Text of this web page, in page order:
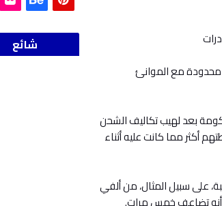
محدودة مع الموانئ
بعد لهيب تكاليف الشحن
أكثر مما كانت عليه أثناء
إلى ميناء العقبة، على سبيل المثال، من ألفي
شائع